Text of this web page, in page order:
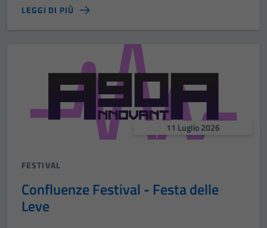
LEGGI DI PIÙ
11 Luglio 2026
FESTIVAL
Confluenze Festival - Festa delle
Leve